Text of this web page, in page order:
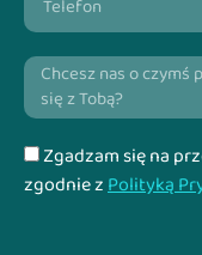
Zgadzam się na
zgodnie zPolityką